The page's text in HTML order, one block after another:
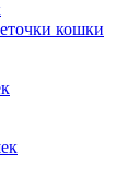
кошки